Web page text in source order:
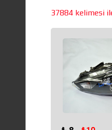
37884 kelimesi